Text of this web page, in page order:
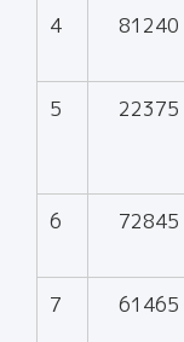
4 81240
5 22375
6 72845
7 61465